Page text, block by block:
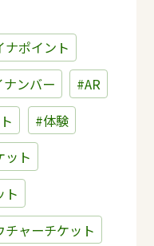
ナポイント
ンバー
#AR
#体験
ット
ト
チャーチケット